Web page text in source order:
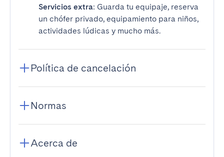
Servicios extra: Guarda tu equipaje, reserva
un chófer privado, equipamiento para niños,
actividades lúdicas y mucho más.
Política de cancelación
Normas
Acerca de